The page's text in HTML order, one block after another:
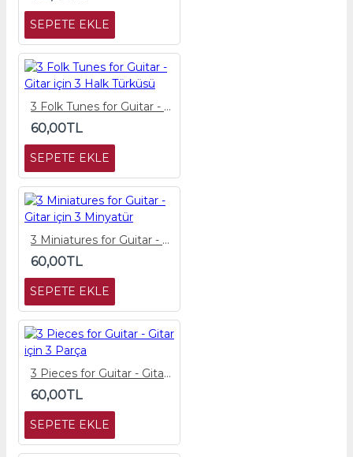
SEPETE EKLE
3 Folk Tunes for Guitar - Gitar için 3 Halk Türküsü
60,00TL
SEPETE EKLE
3 Miniatures for Guitar - Gitar için 3 Minyatür
60,00TL
SEPETE EKLE
3 Pieces for Guitar - Gitar için 3 Parça
60,00TL
SEPETE EKLE